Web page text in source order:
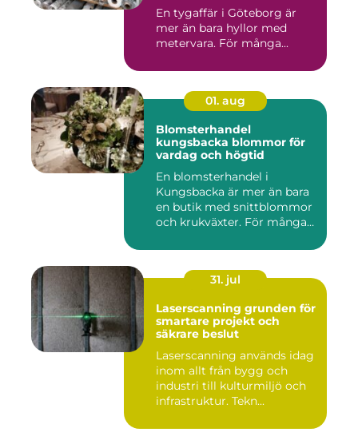
En tygaffär i Göteborg är
mer än bara hyllor med
metervara. För många...
01. aug
Blomsterhandel
kungsbacka blommor för
vardag och högtid
En blomsterhandel i
Kungsbacka är mer än bara
en butik med snittblommor
och krukväxter. För många
31. jul
Laserscanning grunden för
smartare projekt och
säkrare beslut
Laserscanning används idag
inom allt från bygg och
industri till kulturmiljö och
infrastruktur. Tekn...